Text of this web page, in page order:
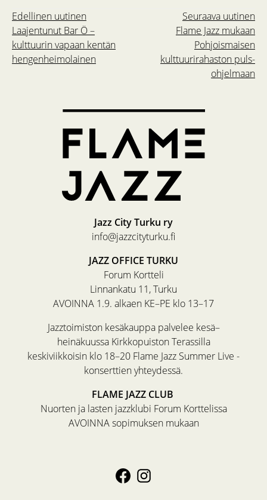
Seuraava uutinen
Flame Jazz mukaan
Pohjoismaisen
kulttuurirahaston puls-
ohjelmaan
Edellinen uutinen
Laajentunut Bar Ö –
kulttuurin vapaan kentän
hengenheimolainen
Jazz City Turku ry
info@jazzcityturku.fi
JAZZ OFFICE TURKU
Forum Kortteli
Linnankatu 11, Turku
AVOINNA 1.9. alkaen KE–PE klo 13–17
Jazztoimiston kesäkauppa palvelee kesä–
heinäkuussa Kirkkopuiston Terassilla
keskiviikkoisin klo 18–20 Flame Jazz Summer Live -
konserttien yhteydessä.
FLAME JAZZ CLUB
Nuorten ja lasten jazzklubi Forum Korttelissa
AVOINNA sopimuksen mukaan